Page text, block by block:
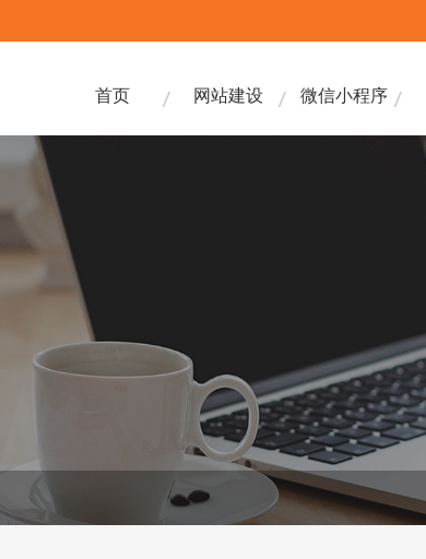
首页 网站建设 微信小程序